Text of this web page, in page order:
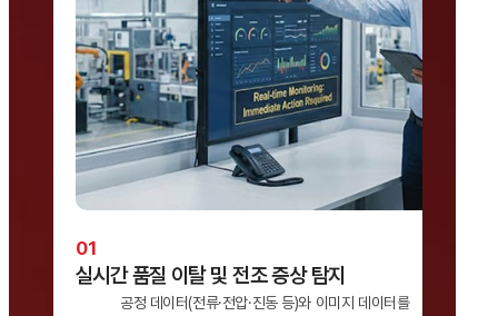
실시간 품질 이탈 및 전조 증상 탐지
공정 데이터(전류·전압·진동 등)와 이미지 데이터를